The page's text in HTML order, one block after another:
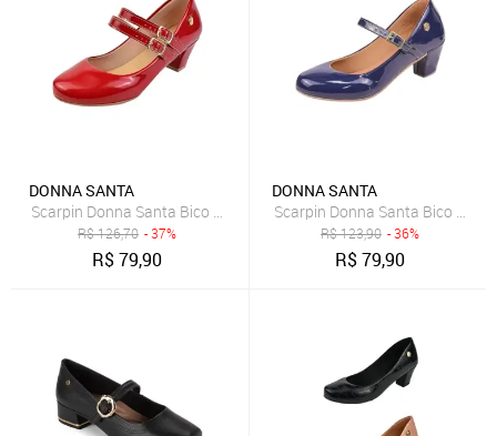
DONNA SANTA
Scarpin Donna Santa Bico Redondo Boneca Duas Tiras Vermelho
R$126,70 - 37%
R$79,90
DONNA SANTA
Scarpin Donna Santa Bico
R$123,90 - 36%
R$79,90